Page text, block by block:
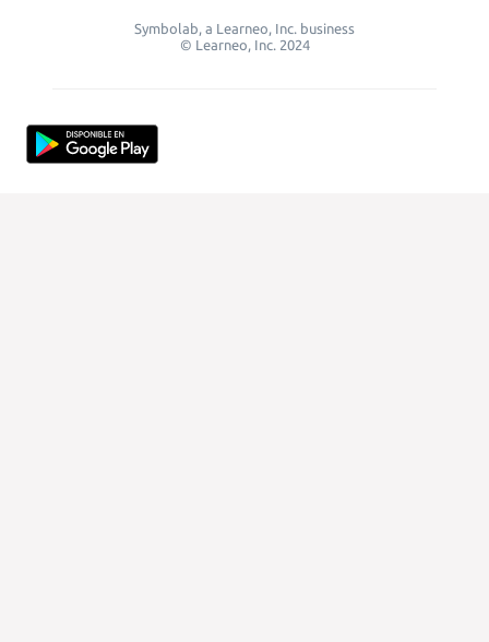
Symbolab, a Learneo, Inc. business
© Learneo, Inc. 2024